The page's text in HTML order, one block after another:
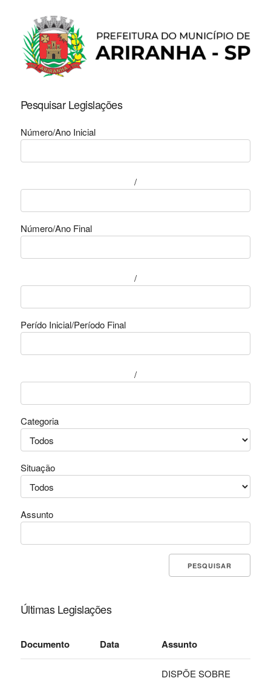
Pesquisar Legislações
Número/Ano Inicial
/
Número/Ano Final
/
Perído Inicial/Período Final
/
Categoria
Situação
Assunto
Últimas Legislações
Documento Data Assunto
DISPÕE SOBRE